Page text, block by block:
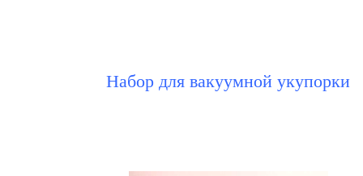
Набор для вакуумной укупорки